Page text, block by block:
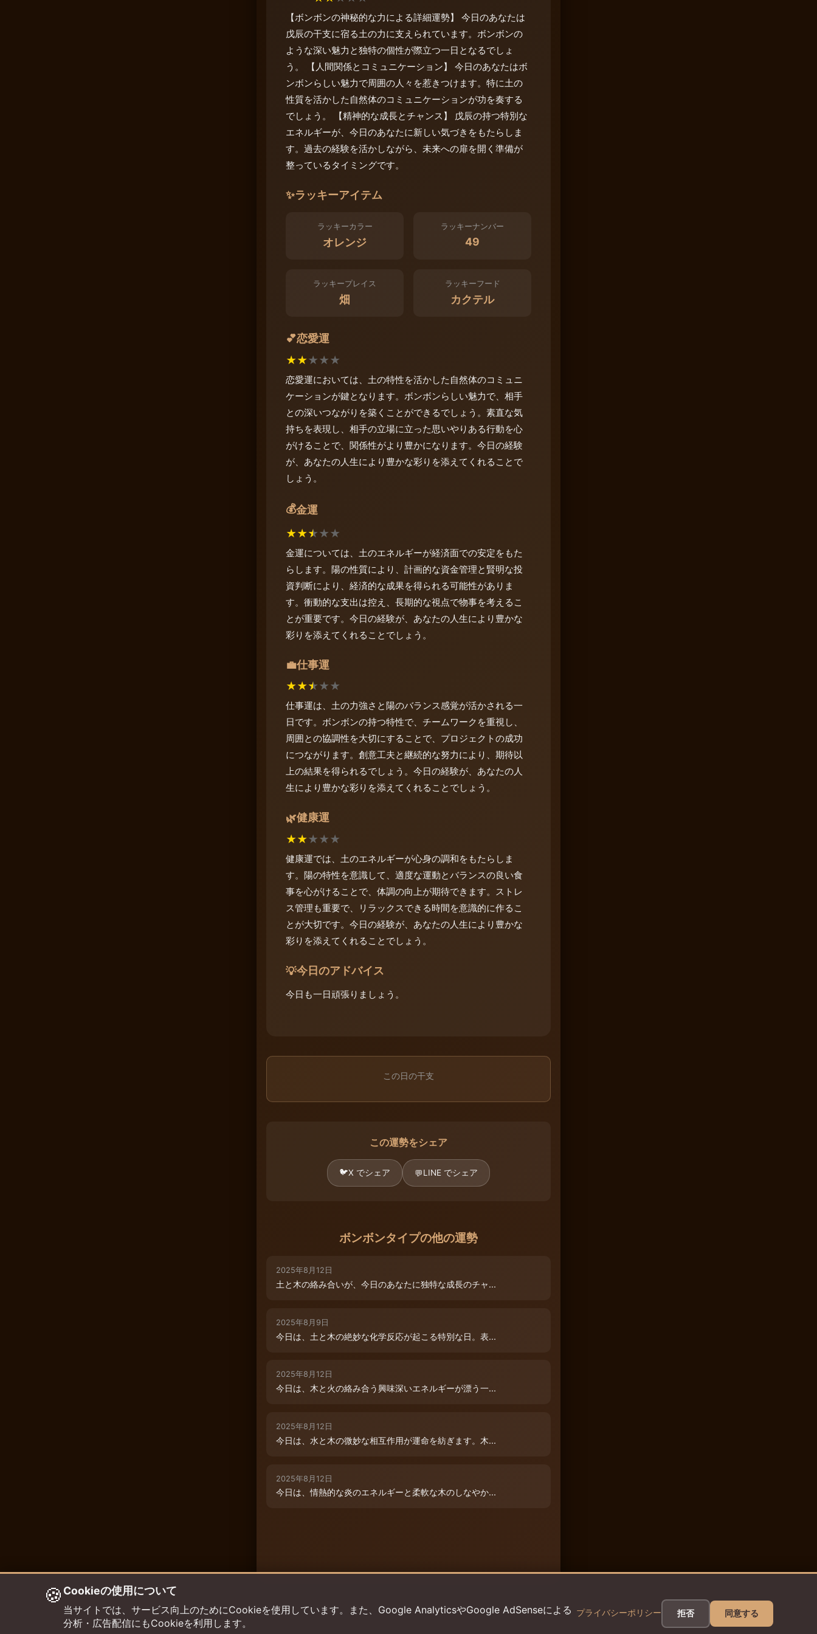
【ボンボンの神秘的な力による詳細運勢】 今日のあなたは
戊辰の干支に宿る土の力に支えられています。ボンボンの
ような深い魅力と独特の個性が際立つ一日となるでしょ
う。 【人間関係とコミュニケーション】 今日のあなたはボ
ンボンらしい魅力で周囲の人々を惹きつけます。特に土の
性質を活かした自然体のコミュニケーションが功を奏する
でしょう。 【精神的な成長とチャンス】 戊辰の持つ特別な
エネルギーが、今日のあなたに新しい気づきをもたらしま
す。過去の経験を活かしながら、未来への扉を開く準備が
整っているタイミングです。
✨ラッキーアイテム
ラッキーカラー
オレンジ
ラッキーナンバー
49
ラッキープレイス
畑
ラッキーフード
カクテル
💕恋愛運
★★★★★
恋愛運においては、土の特性を活かした自然体のコミュニ
ケーションが鍵となります。ボンボンらしい魅力で、相手
との深いつながりを築くことができるでしょう。素直な気
持ちを表現し、相手の立場に立った思いやりある行動を心
がけることで、関係性がより豊かになります。今日の経験
が、あなたの人生により豊かな彩りを添えてくれることで
しょう。
💰金運
★★★★★
金運については、土のエネルギーが経済面での安定をもた
らします。陽の性質により、計画的な資金管理と賢明な投
資判断により、経済的な成果を得られる可能性がありま
す。衝動的な支出は控え、長期的な視点で物事を考えるこ
とが重要です。今日の経験が、あなたの人生により豊かな
彩りを添えてくれることでしょう。
💼仕事運
★★★★★
仕事運は、土の力強さと陽のバランス感覚が活かされる一
日です。ボンボンの持つ特性で、チームワークを重視し、
周囲との協調性を大切にすることで、プロジェクトの成功
につながります。創意工夫と継続的な努力により、期待以
上の結果を得られるでしょう。今日の経験が、あなたの人
生により豊かな彩りを添えてくれることでしょう。
🌿健康運
★★★★★
健康運では、土のエネルギーが心身の調和をもたらしま
す。陽の特性を意識して、適度な運動とバランスの良い食
事を心がけることで、体調の向上が期待できます。ストレ
ス管理も重要で、リラックスできる時間を意識的に作るこ
とが大切です。今日の経験が、あなたの人生により豊かな
彩りを添えてくれることでしょう。
💡今日のアドバイス
今日も一日頑張りましょう。
この日の干支
この運勢をシェア
🐦X でシェア 💬LINE でシェア
ボンボンタイプの他の運勢
2025年8月12日
土と木の絡み合いが、今日のあなたに独特な成長のチャ...
2025年8月9日
今日は、土と木の絶妙な化学反応が起こる特別な日。表...
2025年8月12日
今日は、木と火の絡み合う興味深いエネルギーが漂う一...
2025年8月12日
今日は、水と木の微妙な相互作用が運命を紡ぎます。木...
2025年8月12日
今日は、情熱的な炎のエネルギーと柔軟な木のしなやか...
🍪 Cookieの使用について
当サイトでは、サービス向上のためにCookieを使用しています。また、Google AnalyticsやGoogle AdSenseによる
分析・広告配信にもCookieを利用します。
プライバシーポリシー 拒否 同意する